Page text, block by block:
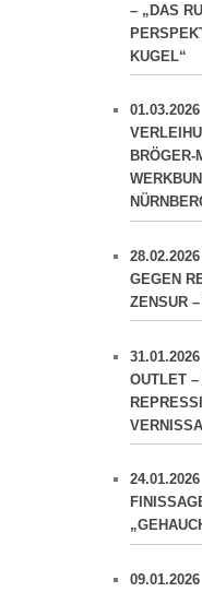
– „DAS
KUGEL“
01.03.2026
GEGEN
ZENSUR
31.01.2026
OUTLET
24.01.2026
09.01.2026